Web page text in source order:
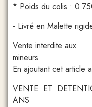
* Poids du colis :
- Livré en Malette
Vente interdite aux
En ajoutant cet article
VENTE ET
ANS